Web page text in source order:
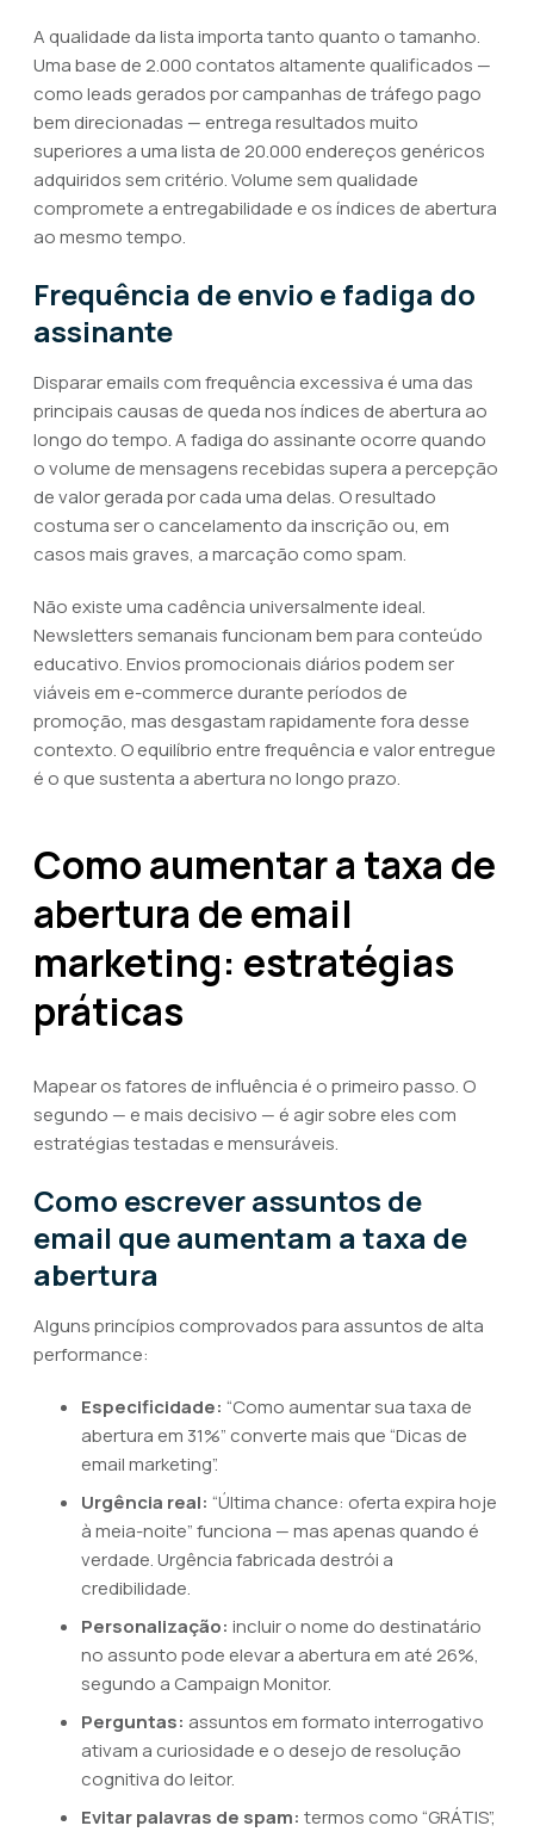
A qualidade da lista importa tanto quanto o tamanho.
Uma base de 2.000 contatos altamente qualificados —
como leads gerados por campanhas de tráfego pago
bem direcionadas — entrega resultados muito
superiores a uma lista de 20.000 endereços genéricos
adquiridos sem critério. Volume sem qualidade
compromete a entregabilidade e os índices de abertura
ao mesmo tempo.
Frequência de envio e fadiga do
assinante
Disparar emails com frequência excessiva é uma das
principais causas de queda nos índices de abertura ao
longo do tempo. A fadiga do assinante ocorre quando
o volume de mensagens recebidas supera a percepção
de valor gerada por cada uma delas. O resultado
costuma ser o cancelamento da inscrição ou, em
casos mais graves, a marcação como spam.
Não existe uma cadência universalmente ideal.
Newsletters semanais funcionam bem para conteúdo
educativo. Envios promocionais diários podem ser
viáveis em e-commerce durante períodos de
promoção, mas desgastam rapidamente fora desse
contexto. O equilíbrio entre frequência e valor entregue
é o que sustenta a abertura no longo prazo.
Como aumentar a taxa de
abertura de email
marketing: estratégias
práticas
Mapear os fatores de influência é o primeiro passo. O
segundo — e mais decisivo — é agir sobre eles com
estratégias testadas e mensuráveis.
Como escrever assuntos de
email que aumentam a taxa de
abertura
Alguns princípios comprovados para assuntos de alta
performance:
Especificidade: “Como aumentar sua taxa de
abertura em 31%” converte mais que “Dicas de
email marketing”.
Urgência real: “Última chance: oferta expira hoje
à meia-noite” funciona — mas apenas quando é
verdade. Urgência fabricada destrói a
credibilidade.
Personalização: incluir o nome do destinatário
no assunto pode elevar a abertura em até 26%,
segundo a Campaign Monitor.
Perguntas: assuntos em formato interrogativo
ativam a curiosidade e o desejo de resolução
cognitiva do leitor.
Evitar palavras de spam: termos como “GRÁTIS”,